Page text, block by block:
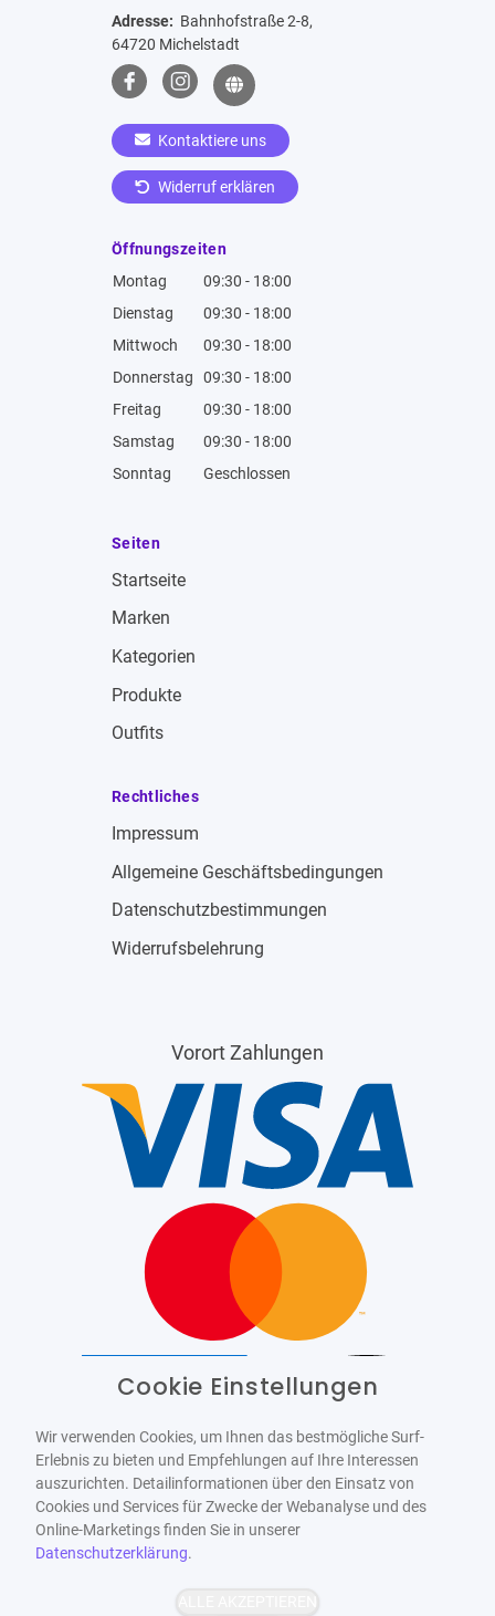
Adresse: Bahnhofstraße 2-8,
64720 Michelstadt
Kontaktiere uns
Widerruf erklären
Öffnungszeiten
Montag
09:30 - 18:00
Dienstag
09:30 - 18:00
Mittwoch
09:30 - 18:00
Donnerstag
09:30 - 18:00
Freitag
09:30 - 18:00
Samstag
09:30 - 18:00
Sonntag
Geschlossen
Seiten
Startseite
Marken
Kategorien
Produkte
Outfits
Rechtliches
Impressum
Allgemeine Geschäftsbedingungen
Datenschutzbestimmungen
Widerrufsbelehrung
Vorort Zahlungen
WCAG-2.1-AA
Cookie Einstellungen
Wir verwenden Cookies, um Ihnen das bestmögliche Surf-
Erlebnis zu bieten und Empfehlungen auf Ihre Interessen
auszurichten. Detailinformationen über den Einsatz von
Cookies und Services für Zwecke der Webanalyse und des
Online-Marketings finden Sie in unserer
Datenschutzerklärung.
ALLE AKZEPTIEREN